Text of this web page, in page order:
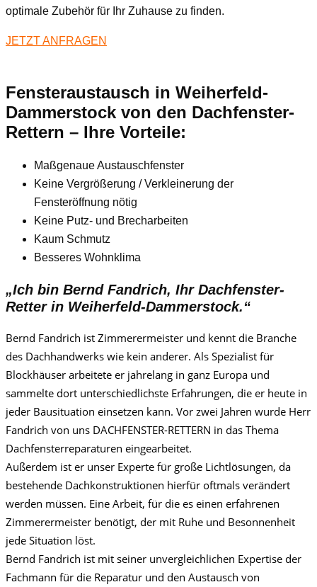
optimale Zubehör für Ihr Zuhause zu finden.
JETZT ANFRAGEN
Fensteraustausch in Weiherfeld-
Dammerstock von den Dachfenster-
Rettern – Ihre Vorteile:
Maßgenaue Austauschfenster
Keine Vergrößerung / Verkleinerung der
Fensteröffnung nötig
Keine Putz- und Brecharbeiten
Kaum Schmutz
Besseres Wohnklima
„Ich bin Bernd Fandrich, Ihr Dachfenster-
Retter in Weiherfeld-Dammerstock.“
Bernd Fandrich ist Zimmerermeister und kennt die Branche
des Dachhandwerks wie kein anderer. Als Spezialist für
Blockhäuser arbeitete er jahrelang in ganz Europa und
sammelte dort unterschiedlichste Erfahrungen, die er heute in
jeder Bausituation einsetzen kann. Vor zwei Jahren wurde Herr
Fandrich von uns DACHFENSTER-RETTERN in das Thema
Dachfensterreparaturen eingearbeitet.
Außerdem ist er unser Experte für große Lichtlösungen, da
bestehende Dachkonstruktionen hierfür oftmals verändert
werden müssen. Eine Arbeit, für die es einen erfahrenen
Zimmerermeister benötigt, der mit Ruhe und Besonnenheit
jede Situation löst.
Bernd Fandrich ist mit seiner unvergleichlichen Expertise der
Fachmann für die Reparatur und den Austausch von